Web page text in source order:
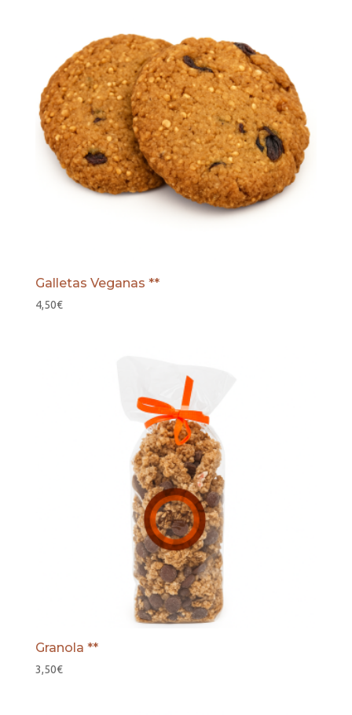
Galletas Veganas **
4,50€
Granola **
3,50€